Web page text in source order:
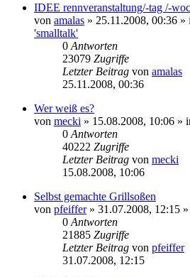
IDEE rennveranstaltung/-tag /-
von amalas » 25.11.2008, 00:36 »
'smalltalk'
0 Antworten
23079 Zugriffe
Letzter Beitrag von amalas
25.11.2008, 00:36
Wer weiß es?
von mecki » 15.08.2008, 10:06 »
0 Antworten
40222 Zugriffe
Letzter Beitrag von mecki
15.08.2008, 10:06
Selbst gemachte Grillsoßen
von pfeiffer» 31.07.2008, 12:15
0 Antworten
21885 Zugriffe
Letzter Beitrag von pfeiffer
31.07.2008, 12:15